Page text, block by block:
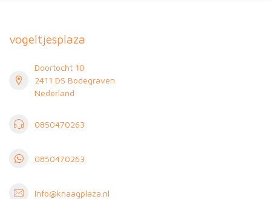
vogeltjesplaza
Doortocht 10
2411 DS Bodegraven
Nederland
0850470263
0850470263
info@knaagplaza.nl